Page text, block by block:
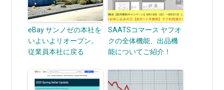
eBay サンノゼの本社を
いよいよリオープン。
従業員本社に戻る
SAATSコマース ヤフオ
クの全体機能、出品機
能についてご紹介！